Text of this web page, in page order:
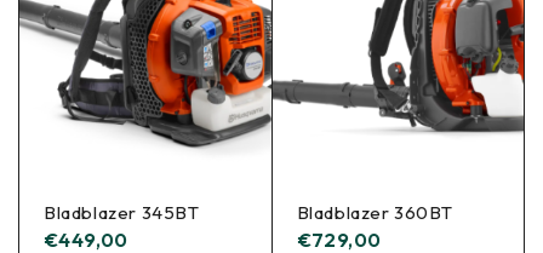
Bladblazer 345BT
€449,00
Bladblazer 360BT
€729,00